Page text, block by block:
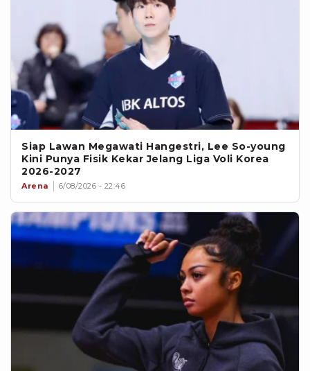
Siap Lawan Megawati Hangestri, Lee So-young
Kini Punya Fisik Kekar Jelang Liga Voli Korea
2026-2027
Arena 6/08/2026 - 22:46